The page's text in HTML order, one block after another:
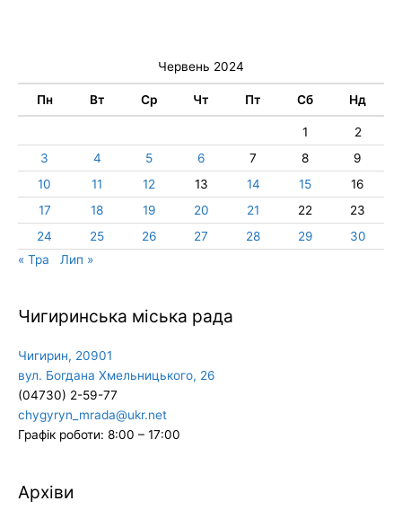
Червень 2024
Пн Вт Ср Чт Пт Сб Нд
1
2
3
4 5 6 7 8
9
10
11 12 13 14 15
16
17
18 19 20 21 22
23
24
25 26 27 28 29
30
« Тра
Лип »
Чигиринська міська рада
Чигирин, 20901
вул. Богдана Хмельницького, 26
(04730) 2-59-77
chygyryn_mrada@ukr.net
Графік роботи: 8:00 – 17:00
Архіви
Архіви